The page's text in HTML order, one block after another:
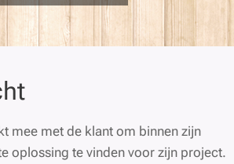
mee met de klant om binnen zijn
oplossing te vinden voor zijn project.